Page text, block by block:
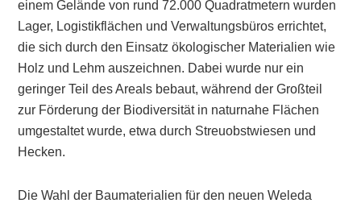
einem Gelände von rund 72.000 Quadratmetern wurden
Lager, Logistikflächen und Verwaltungsbüros errichtet,
die sich durch den Einsatz ökologischer Materialien wie
Holz und Lehm auszeichnen. Dabei wurde nur ein
geringer Teil des Areals bebaut, während der Großteil
zur Förderung der Biodiversität in naturnahe Flächen
umgestaltet wurde, etwa durch Streuobstwiesen und
Hecken.
Die Wahl der Baumaterialien für den neuen Weleda